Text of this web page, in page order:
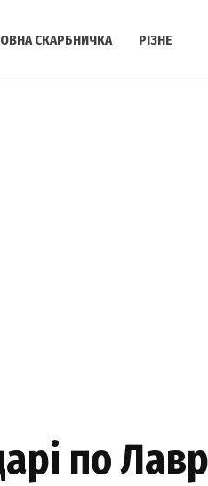
СКАРБНИЧКА РІЗНЕ
по